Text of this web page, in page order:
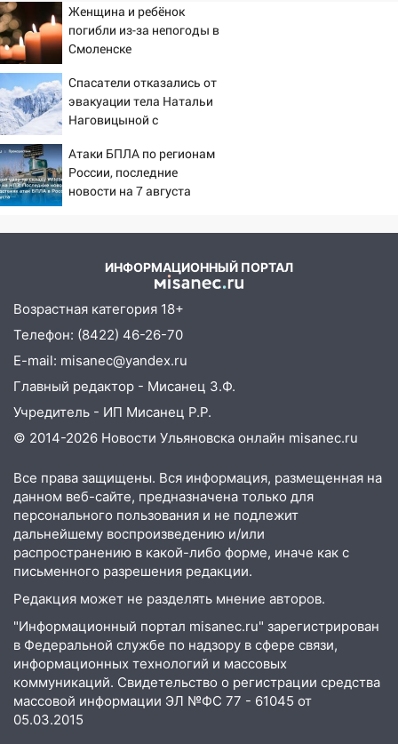
16:12
Едва не перерезал горло: в
Вешкайме посиделки с судимым
знакомым закончились для женщины
больницей
16:06
18-летняя девушка без прав
перевернулась на мопеде и попала в
больницу
15:59
Ульяновец отдал более 14
миллионов рублей за криминальное
летнего мопедиста
15:00 В Ульяновске после тройного ДТП
госпитализировали 25-летнего байкера
14:32 На Ульяновскую область
надвигается жара
14:08 Пешеход переходил по «зебре»:
подробности серьезной аварии на
Фруктовой
13:30 В Димитровграде на улице
Трудовой горело здание
13:00 Водитель без прав врезался в
припаркованный автомобиль
12:37 Переезжал «зебру» на
велосипеде и попал под колеса
12:18 Вспыхнул изнутри: в
Железнодорожном районе горела дача
11:33 В Засвияжье под колёса авто
попал мужчина
Женщина и ребёнок
погибли из-за непогоды в
Смоленске
Спасатели отказались от
эвакуации тела Натальи
Наговицыной с
Атаки БПЛА по регионам
России, последние
новости на 7 августа
ИНФОРМАЦИОННЫЙ ПОРТАЛ
Возрастная категория 18+
Телефон: (8422) 46-26-70
E-mail: misanec@yandex.ru
Главный редактор - Мисанец З.Ф.
Учредитель - ИП Мисанец Р.Р.
© 2014-2026 Новости Ульяновска онлайн misanec.ru
Все права защищены. Вся информация, размещенная на
данном веб-сайте, предназначена только для
персонального пользования и не подлежит
дальнейшему воспроизведению и/или
распространению в какой-либо форме, иначе как с
письменного разрешения редакции.
Редакция может не разделять мнение авторов.
"Информационный портал misanec.ru" зарегистрирован
в Федеральной службе по надзору в сфере связи,
информационных технологий и массовых
коммуникаций. Свидетельство о регистрации средства
массовой информации ЭЛ №ФС 77 - 61045 от
05.03.2015